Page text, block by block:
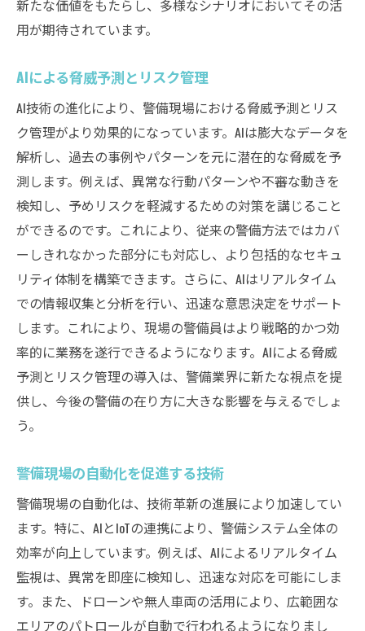
新たな価値をもたらし、多様なシナリオにおいてその活
用が期待されています。
AIによる脅威予測とリスク管理
AI技術の進化により、警備現場における脅威予測とリス
ク管理がより効果的になっています。AIは膨大なデータを
解析し、過去の事例やパターンを元に潜在的な脅威を予
測します。例えば、異常な行動パターンや不審な動きを
検知し、予めリスクを軽減するための対策を講じること
ができるのです。これにより、従来の警備方法ではカバ
ーしきれなかった部分にも対応し、より包括的なセキュ
リティ体制を構築できます。さらに、AIはリアルタイム
での情報収集と分析を行い、迅速な意思決定をサポート
します。これにより、現場の警備員はより戦略的かつ効
率的に業務を遂行できるようになります。AIによる脅威
予測とリスク管理の導入は、警備業界に新たな視点を提
供し、今後の警備の在り方に大きな影響を与えるでしょ
う。
警備現場の自動化を促進する技術
警備現場の自動化は、技術革新の進展により加速してい
ます。特に、AIとIoTの連携により、警備システム全体の
効率が向上しています。例えば、AIによるリアルタイム
監視は、異常を即座に検知し、迅速な対応を可能にしま
す。また、ドローンや無人車両の活用により、広範囲な
エリアのパトロールが自動で行われるようになりまし